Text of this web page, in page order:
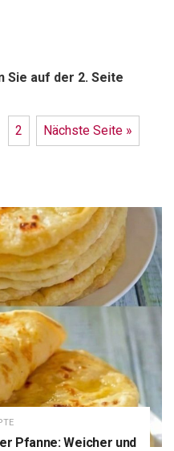
Sie auf der 2. Seite
2 Nächste Seite »
Pfanne: Weicher und